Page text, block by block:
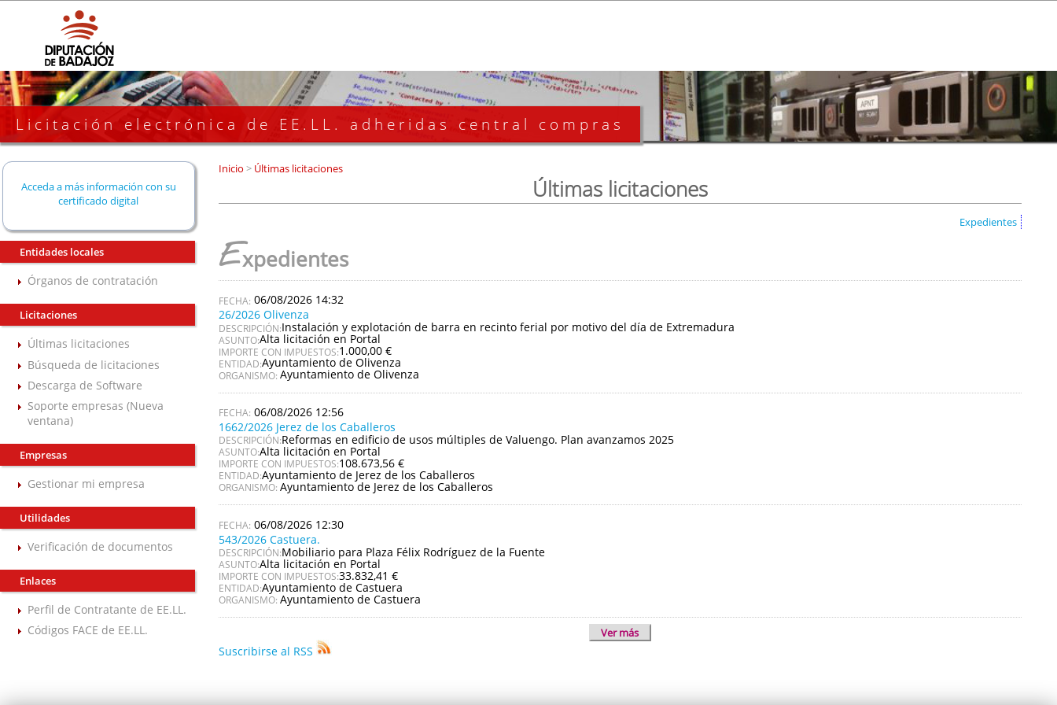
Licitación electrónica de EE.LL. adheridas central compras
Acceda a más información con su
certificado digital
Entidades locales
Órganos de contratación
Licitaciones
Últimas licitaciones
Búsqueda de licitaciones
Descarga de Software
Soporte empresas (Nueva
ventana)
Empresas
Gestionar mi empresa
Utilidades
Verificación de documentos
Enlaces
Perfil de Contratante de EE.LL.
Códigos FACE de EE.LL.
Inicio >Últimas licitaciones
Últimas licitaciones
Expedientes
Expedientes
06/08/2026 14:32
26/2026 Olivenza
DESCRIPCIÓN:Instalación y explotación de barra en recinto ferial por motivo del día de Extremadura
ASUNTO:Alta licitación en Portal
IMPORTE CON IMPUESTOS:1.000,00 €
ENTIDAD:Ayuntamiento de Olivenza
ORGANISMO: Ayuntamiento de Olivenza
06/08/2026 12:56
1662/2026 Jerez de los Caballeros
DESCRIPCIÓN:Reformas en edificio de usos múltiples de Valuengo. Plan avanzamos 2025
ASUNTO:Alta licitación en Portal
IMPORTE CON IMPUESTOS:108.673,56 €
ENTIDAD:Ayuntamiento de Jerez de los Caballeros
ORGANISMO: Ayuntamiento de Jerez de los Caballeros
06/08/2026 12:30
543/2026 Castuera.
DESCRIPCIÓN:Mobiliario para Plaza Félix Rodríguez de la Fuente
ASUNTO:Alta licitación en Portal
IMPORTE CON IMPUESTOS:33.832,41 €
ENTIDAD:Ayuntamiento de Castuera
ORGANISMO: Ayuntamiento de Castuera
Ver más
Suscribirse al RSS